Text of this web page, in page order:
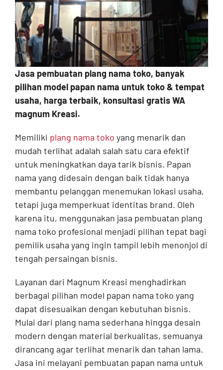
Jasa pembuatan plang nama toko, banyak
pilihan model papan nama untuk toko & tempat
usaha, harga terbaik, konsultasi gratis WA
magnum Kreasi.
Memiliki plang nama toko yang menarik dan
mudah terlihat adalah salah satu cara efektif
untuk meningkatkan daya tarik bisnis. Papan
nama yang didesain dengan baik tidak hanya
membantu pelanggan menemukan lokasi usaha,
tetapi juga memperkuat identitas brand. Oleh
karena itu, menggunakan jasa pembuatan plang
nama toko profesional menjadi pilihan tepat bagi
pemilik usaha yang ingin tampil lebih menonjol di
tengah persaingan bisnis.
Layanan dari Magnum Kreasi menghadirkan
berbagai pilihan model papan nama toko yang
dapat disesuaikan dengan kebutuhan bisnis.
Mulai dari plang nama sederhana hingga desain
modern dengan material berkualitas, semuanya
dirancang agar terlihat menarik dan tahan lama.
Jasa ini melayani pembuatan papan nama untuk